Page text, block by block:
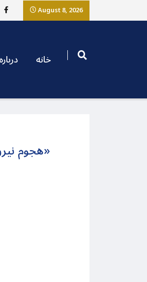
August 8, 2026
خانه
«هجوم